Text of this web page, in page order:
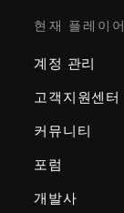
현재 플레이어
계정 관리
고객지원센터
커뮤니티
포럼
개발사